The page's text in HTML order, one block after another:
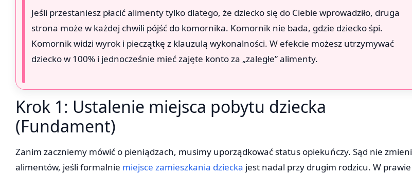
Jeśli przestaniesz płacić alimenty tylko dlatego, że dziecko się do Ciebie wprowadziło, druga
strona może w każdej chwili pójść do komornika. Komornik nie bada, gdzie dziecko śpi.
Komornik widzi wyrok i pieczątkę z klauzulą wykonalności. W efekcie możesz utrzymywać
dziecko w 100% i jednocześnie mieć zajęte konto za „zaległe” alimenty.
Krok 1: Ustalenie miejsca pobytu dziecka
(Fundament)
Zanim zaczniemy mówić o pieniądzach, musimy uporządkować status opiekuńczy. Sąd nie zmieni
alimentów, jeśli formalnie miejsce zamieszkania dziecka jest nadal przy drugim rodzicu. W prawie